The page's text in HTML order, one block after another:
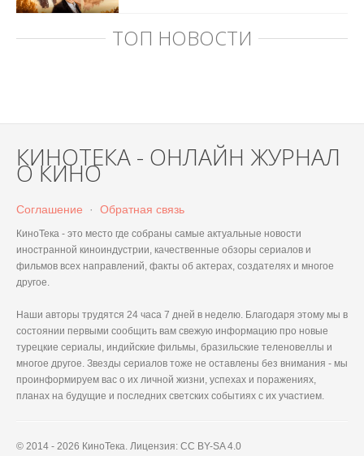
ТОП НОВОСТИ
КИНОТЕКА - ОНЛАЙН ЖУРНАЛ
О КИНО
Соглашение · Обратная связь
КиноТека - это место где собраны самые актуальные новости
иностранной киноиндустрии, качественные обзоры сериалов и
фильмов всех направлений, факты об актерах, создателях и многое
другое.
Наши авторы трудятся 24 часа 7 дней в неделю. Благодаря этому мы в
состоянии первыми сообщить вам свежую информацию про новые
турецкие сериалы, индийские фильмы, бразильские теленовеллы и
многое другое. Звезды сериалов тоже не оставлены без внимания - мы
проинформируем вас о их личной жизни, успехах и поражениях,
планах на будущие и последних светских событиях с их участием.
© 2014 - 2026 КиноТека. Лицензия: CC BY-SA 4.0